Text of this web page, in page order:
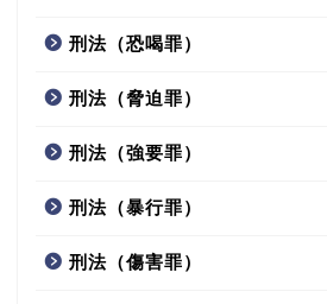
刑法（恐喝罪）
刑法（脅迫罪）
刑法（強要罪）
刑法（暴行罪）
刑法（傷害罪）